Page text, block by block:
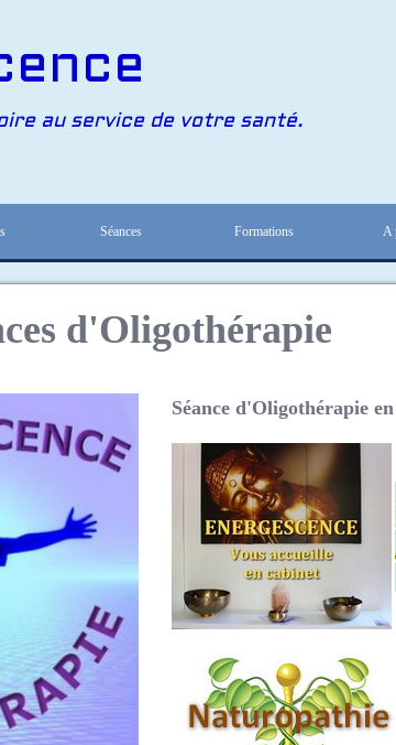
au service de votre santé.
Séances Formations A
d'Oligothérapie
Séance d'Oligothérapie